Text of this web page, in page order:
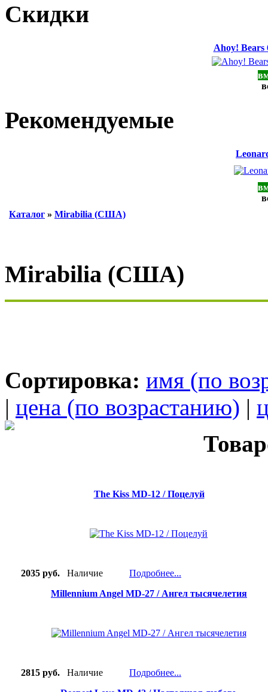
Скидки
Ahoy!
Рекомендуемые
Каталог » Mirabilia (США)
Mirabilia (США)
Сортировка: имя (по
| цена (по возрастанию) |
The Kiss MD-12 / Поцелуй
2035 руб. Наличие
Подробнее...
Millennium Angel MD-27 / Ангел тысячелетия
2815 руб. Наличие
Подробнее...